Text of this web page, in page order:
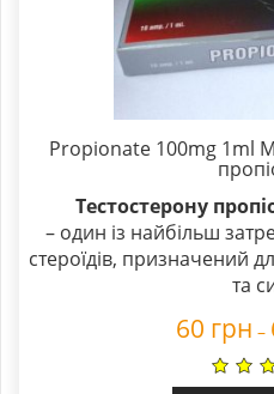
Propionate 100mg 1ml
Тестостерону
– один із найбільш
стероїдів, призначений
та
60 грн –